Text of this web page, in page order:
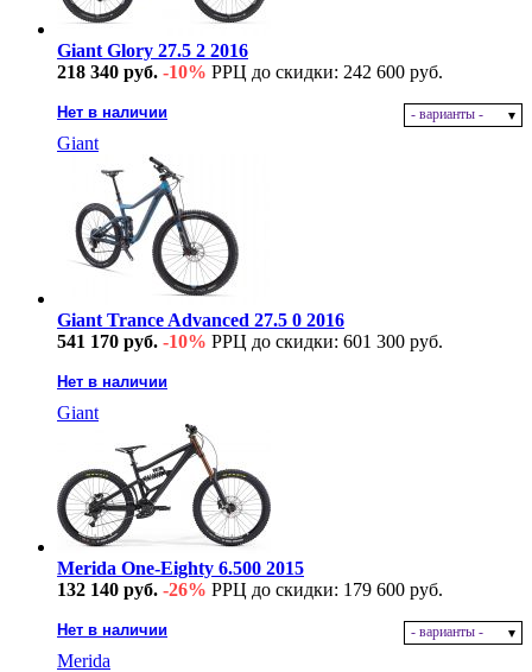
Giant Glory 27.5 2 2016
218 340 руб. -10% РРЦ до скидки: 242 600 руб.
Нет в наличии - варианты -
Giant
Giant Trance Advanced 27.5 0 2016
541 170 руб. -10% РРЦ до скидки: 601 300 руб.
Нет в наличии
Giant
Merida One-Eighty 6.500 2015
132 140 руб. -26% РРЦ до скидки: 179 600 руб.
Нет в наличии - варианты -
Merida